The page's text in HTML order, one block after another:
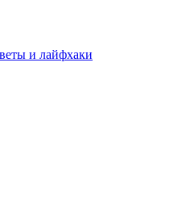
и лайфхаки